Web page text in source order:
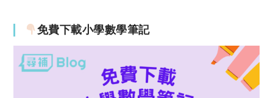
免費下載小學數學筆記